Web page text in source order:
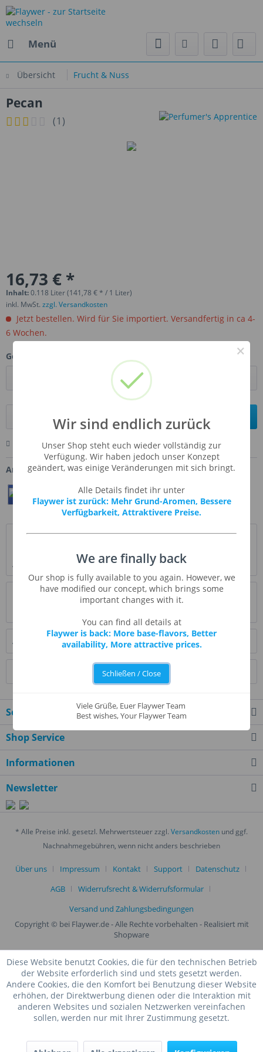
Menü
Übersicht Frucht & Nuss
Pecan
(1 )
16,73 € *
Inhalt:0.118 Liter (141,78 € * / 1 Liter)
inkl. MwSt. zzgl. Versandkosten
Jetzt bestellen. Wird für Sie importiert. Versandfertig in ca 4-
6 Wochen.
Gebinde:
In den Warenkorb
Merken Bewerten Fragen zum Artikel
Artikel-Nr.: TFA-PECAN
Twittern Pin It
Beschreibung
Neben Fruchtaromen beweisen "The Perfumer's
Apprentice" auch bei ihren Nusssorten ein gutes...
Bewertungen
1
Ähnliche Artikel
Service Hotline
Shop Service
Informationen
Newsletter
* Alle Preise inkl. gesetzl. Mehrwertsteuer zzgl. Versandkosten und ggf.
Nachnahmegebühren, wenn nicht anders beschrieben
Über uns Impressum Kontakt Support
Datenschutz
AGB
Widerrufsrecht & Widerrufsformular
Versand und Zahlungsbedingungen
Copyright © bei Flaywer.de - Alle Rechte vorbehalten - Realisiert mit
Shopware
Diese Website benutzt Cookies, die für den technischen Betrieb
der Website erforderlich sind und stets gesetzt werden.
Andere Cookies, die den Komfort bei Benutzung dieser Website
erhöhen, der Direktwerbung dienen oder die Interaktion mit
anderen Websites und sozialen Netzwerken vereinfachen
sollen, werden nur mit Ihrer Zustimmung gesetzt.
×
Wir sind endlich zurück
Unser Shop steht euch wieder vollständig zur
Verfügung. Wir haben jedoch unser Konzept
geändert, was einige Veränderungen mit sich bringt.
Alle Details findet ihr unter
Flaywer ist zurück: Mehr Grund-Aromen, Bessere
Verfügbarkeit, Attraktivere Preise.
We are finally back
Our shop is fully available to you again. However, we
have modified our concept, which brings some
important changes with it.
You can find all details at
Flaywer is back: More base-flavors, Better
availability, More attractive prices.
Schließen / Close
Viele Grüße, Euer Flaywer Team
Best wishes, Your Flaywer Team